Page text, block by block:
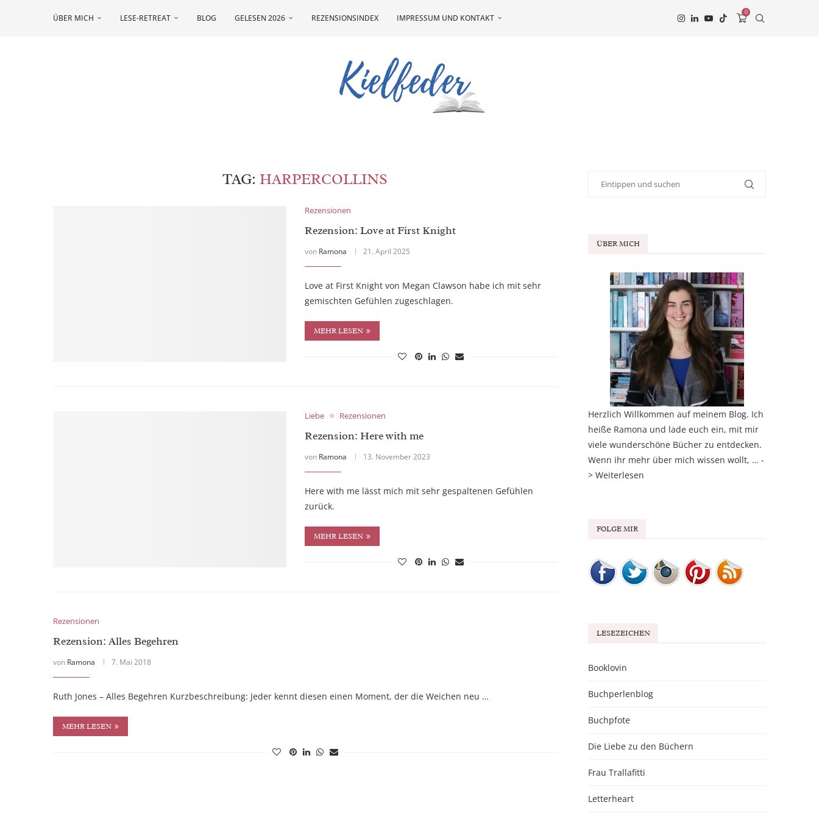
ÜBER MICH LESE-RETREAT BLOG GELESEN 2026 REZENSIONSINDEX IMPRESSUM UND KONTAKT
0
TAG:HARPERCOLLINS
Rezensionen
Rezension: Love at First Knight
von Ramona 21. April 2025
Love at First Knight von Megan Clawson habe ich mit sehr
gemischten Gefühlen zugeschlagen.
MEHR LESEN
Liebe Rezensionen
Rezension: Here with me
von Ramona 13. November 2023
Here with me lässt mich mit sehr gespaltenen Gefühlen
zurück.
MEHR LESEN
Rezensionen
Rezension: Alles Begehren
von Ramona 7. Mai 2018
Ruth Jones – Alles Begehren Kurzbeschreibung: Jeder kennt diesen einen Moment, der die Weichen neu …
MEHR LESEN
ÜBER MICH
Herzlich Willkommen auf meinem Blog. Ich
heiße Ramona und lade euch ein, mit mir
viele wunderschöne Bücher zu entdecken.
Wenn ihr mehr über mich wissen wollt, … -
> Weiterlesen
FOLGE MIR
LESEZEICHEN
Booklovin
Buchperlenblog
Buchpfote
Die Liebe zu den Büchern
Frau Trallafitti
Letterheart